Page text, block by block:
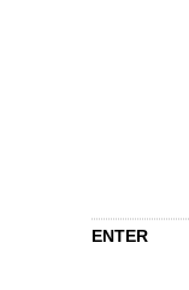
ENTER